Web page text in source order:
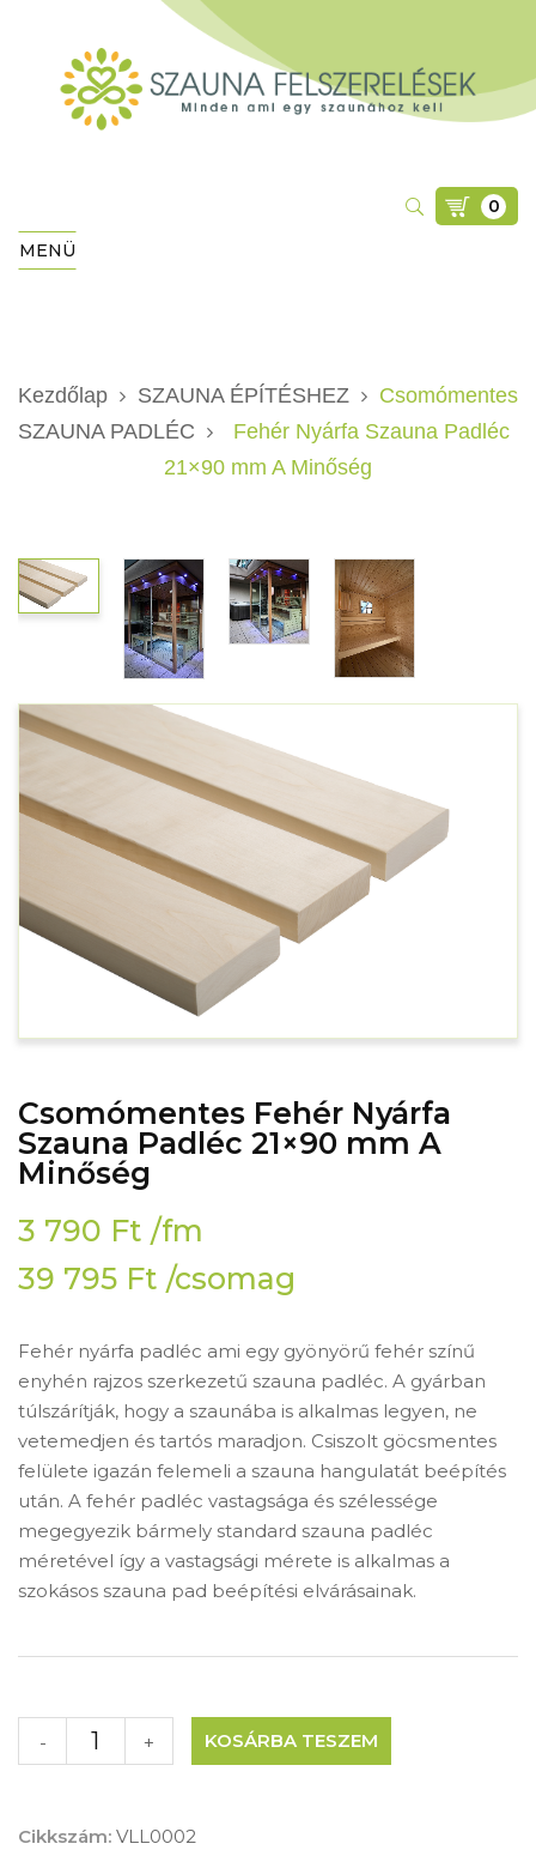
0
MENÜ
Kezdőlap
SZAUNA ÉPÍTÉSHEZ
SZAUNA PADLÉC
Csomómentes
Fehér Nyárfa Szauna Padléc
21×90 mm A Minőség
Csomómentes Fehér Nyárfa
Szauna Padléc 21×90 mm A
Minőség
3 790 Ft /fm
39 795 Ft /csomag
Fehér nyárfa padléc ami egy gyönyörű fehér színű
enyhén rajzos szerkezetű szauna padléc. A gyárban
túlszárítják, hogy a szaunába is alkalmas legyen, ne
vetemedjen és tartós maradjon. Csiszolt göcsmentes
felülete igazán felemeli a szauna hangulatát beépítés
után. A fehér padléc vastagsága és szélessége
megegyezik bármely standard szauna padléc
méretével így a vastagsági mérete is alkalmas a
szokásos szauna pad beépítési elvárásainak.
+
- KOSÁRBA TESZEM
Cikkszám: VLL0002